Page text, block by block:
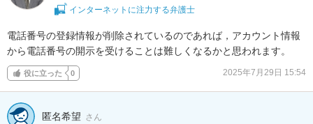
インターネットに注力する弁護士
電話番号の登録情報が削除されているのであれば，アカウント情報
から電話番号の開示を受けることは難しくなるかと思われます。
役に立った 0 2025年7月29日 15:54
匿名希望 さん